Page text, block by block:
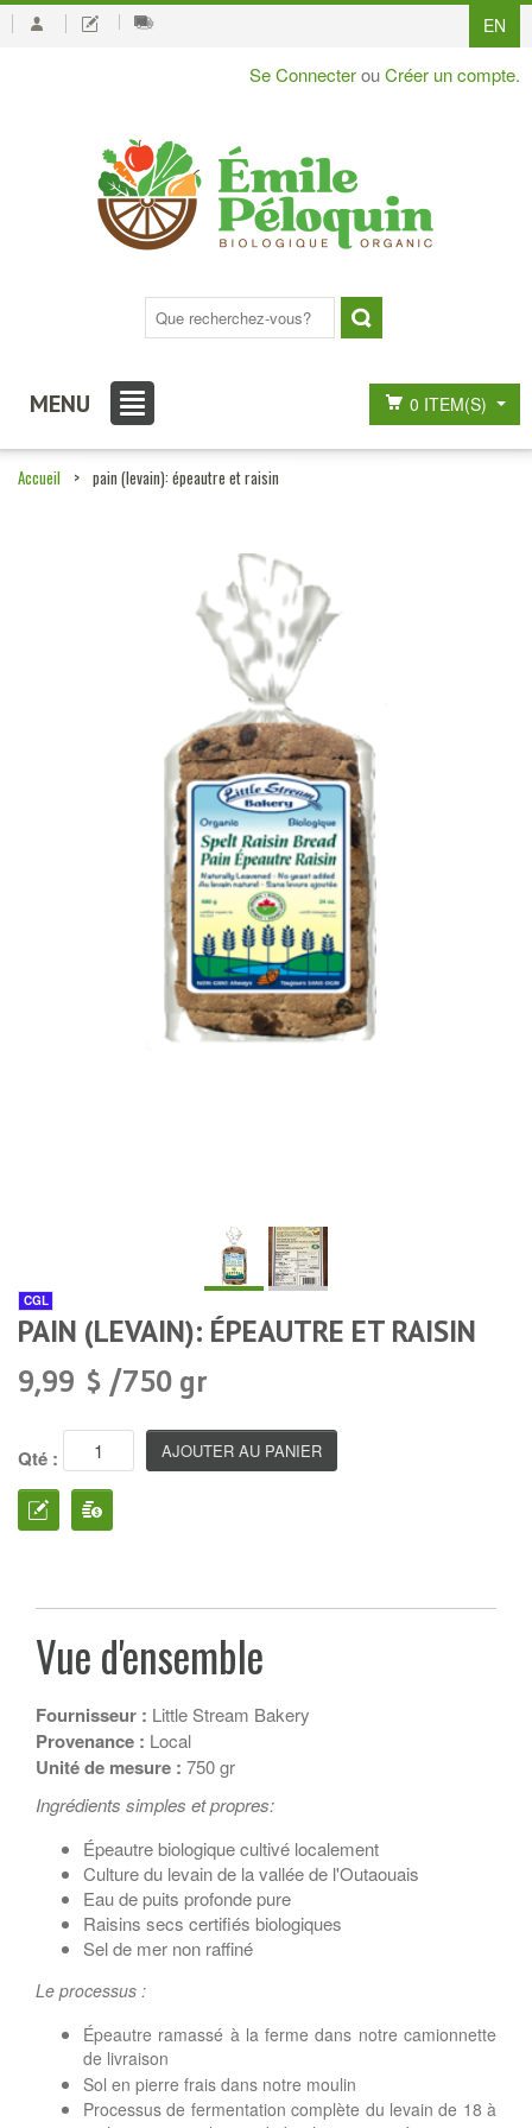
EN
Se ConnecterouCréer un compte.
MENU 0 ITEM(S)
Accueil > pain (levain): épeautre et raisin
CGL
PAIN (LEVAIN): ÉPEAUTRE ET RAISIN
9,99 $ /750 gr
Qté :
Vue d'ensemble
Fournisseur : Little Stream Bakery
Provenance : Local
Unité de mesure : 750 gr
Ingrédients simples et propres:
Épeautre biologique cultivé localement
Culture du levain de la vallée de l'Outaouais
Eau de puits profonde pure
Raisins secs certifiés biologiques
Sel de mer non raffiné
Le processus :
Épeautre ramassé à la ferme dans notre camionnette
de livraison
Sol en pierre frais dans notre moulin
Processus de fermentation complète du levain de 18 à